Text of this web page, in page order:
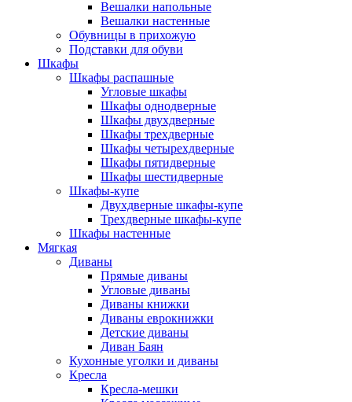
Вешалки напольные
Вешалки настенные
Обувницы в прихожую
Подставки для обуви
Шкафы
Шкафы распашные
Угловые шкафы
Шкафы однодверные
Шкафы двухдверные
Шкафы трехдверные
Шкафы четырехдверные
Шкафы пятидверные
Шкафы шестидверные
Шкафы-купе
Двухдверные шкафы-купе
Трехдверные шкафы-купе
Шкафы настенные
Мягкая
Диваны
Прямые диваны
Угловые диваны
Диваны книжки
Диваны еврокнижки
Детские диваны
Диван Баян
Кухонные уголки и диваны
Кресла
Кресла-мешки